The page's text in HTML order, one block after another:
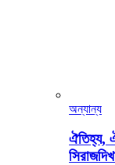
অন্যান্য
ঐতিহ্য,